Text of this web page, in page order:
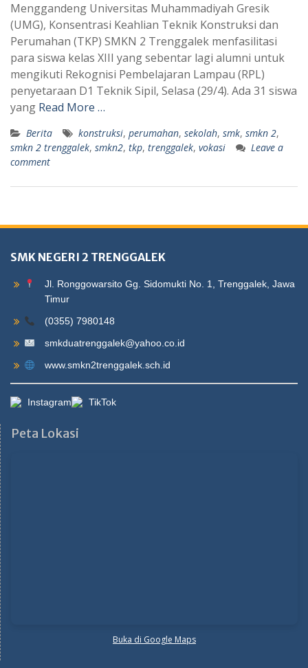
Menggandeng Universitas Muhammadiyah Gresik
(UMG), Konsentrasi Keahlian Teknik Konstruksi dan
Perumahan (TKP) SMKN 2 Trenggalek menfasilitasi
para siswa kelas XIII yang sebentar lagi alumni untuk
mengikuti Rekognisi Pembelajaran Lampau (RPL)
penyetaraan D1 Teknik Sipil, Selasa (29/4). Ada 31 siswa
yang Read More …
Berita konstruksi, perumahan, sekolah, smk, smkn 2,
smkn 2 trenggalek, smkn2, tkp, trenggalek, vokasi
Leave a
comment
SMK NEGERI 2 TRENGGALEK
Jl. Ronggowarsito Gg. Sidomukti No. 1, Trenggalek, Jawa
Timur
(0355) 7980148
smkduatrenggalek@yahoo.co.id
www.smkn2trenggalek.sch.id
Instagram TikTok
Peta Lokasi
Buka di Google Maps